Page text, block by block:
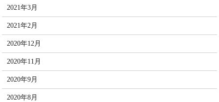
2021年3月
2021年2月
2020年12月
2020年11月
2020年9月
2020年8月